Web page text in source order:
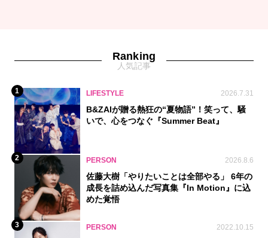
Ranking
人気記事
1 LIFESTYLE 2026.7.31
B&ZAIが贈る熱狂の“夏物語”！笑って、騒
いで、心をつなぐ『Summer Beat』
2 PERSON 2026.8.6
佐藤大樹「やりたいことは全部やる」 6年の
成長を詰め込んだ写真集『In Motion』に込
めた覚悟
3 PERSON 2022.10.15